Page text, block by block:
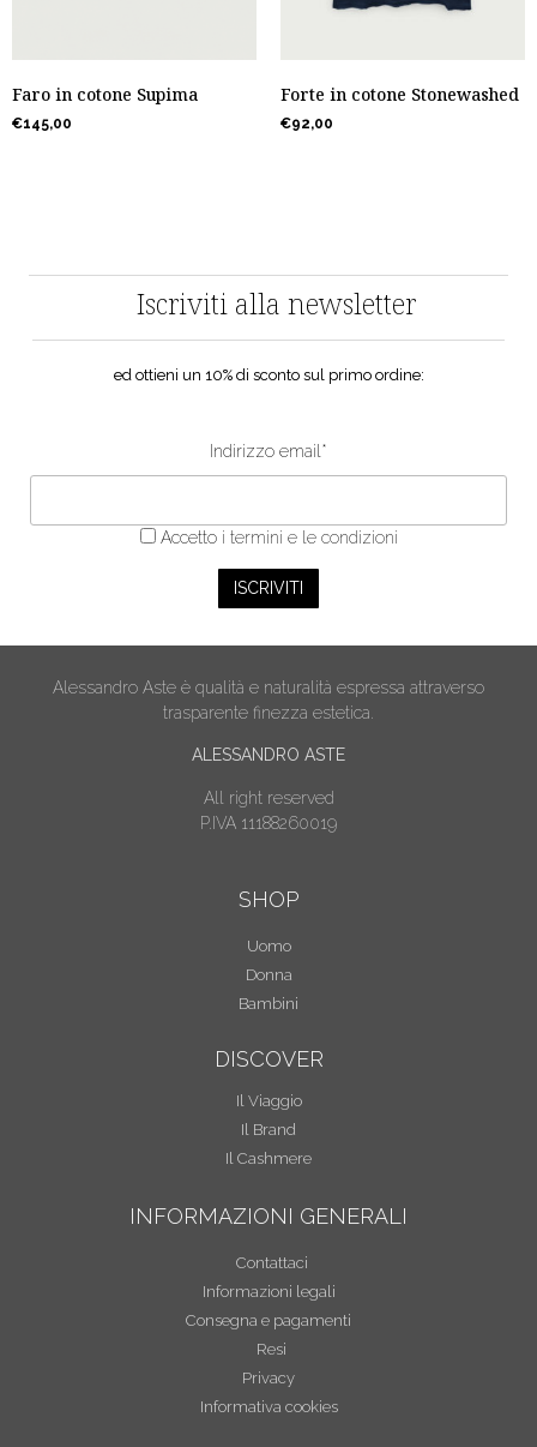
Faro in cotone Supima
€145,00
Forte in cotone Stonewashed
€92,00
Iscriviti alla newsletter
ed ottieni un 10% di sconto sul primo ordine:
Indirizzo email*
Accettoi termini e le condizioni
Alessandro Aste è qualità e naturalità espressa attraverso
trasparente finezza estetica.
ALESSANDRO ASTE
All right reserved
P.IVA 11188260019
SHOP
Uomo
Donna
Bambini
DISCOVER
Il Viaggio
Il Brand
Il Cashmere
INFORMAZIONI GENERALI
Contattaci
Informazioni legali
Consegna e pagamenti
Resi
Privacy
Informativa cookies